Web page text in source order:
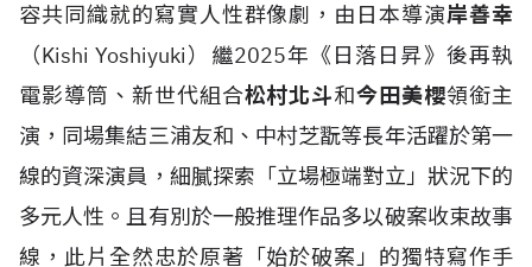
容共同織就的寫實人性群像劇，由日本導演岸善幸
（Kishi Yoshiyuki）繼2025年《日落日昇》後再執
電影導筒、新世代組合松村北斗和今田美櫻領銜主
演，同場集結三浦友和、中村芝翫等長年活躍於第一
線的資深演員，細膩探索「立場極端對立」狀況下的
多元人性。且有別於一般推理作品多以破案收束故事
線，此片全然忠於原著「始於破案」的獨特寫作手